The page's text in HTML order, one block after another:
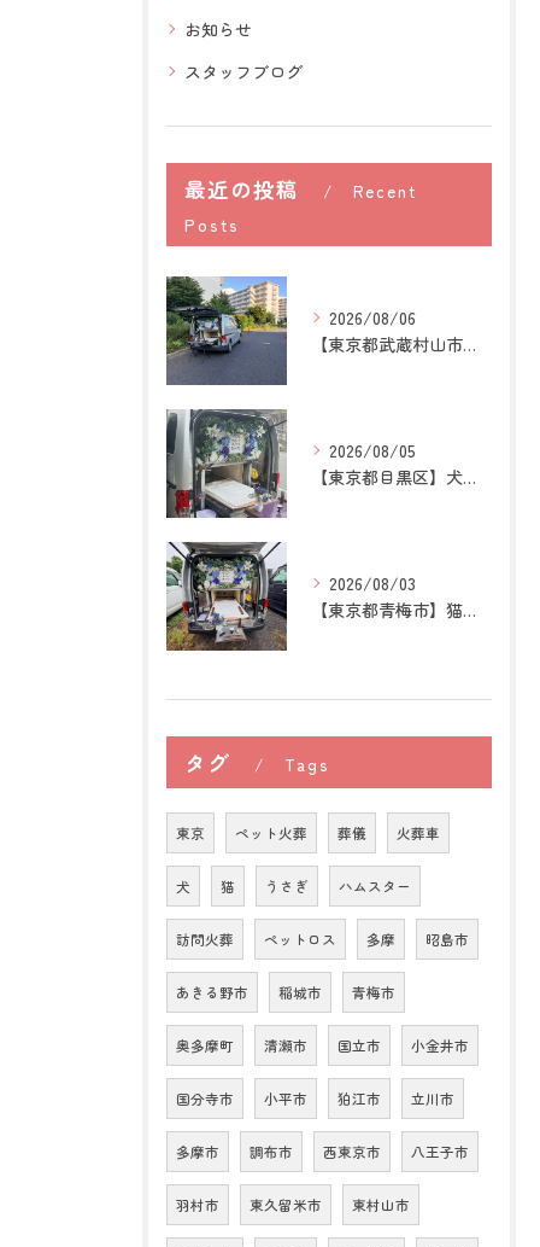
お知らせ
スタッフブログ
最近の投稿
Recent
Posts
2026/08/06
【東京都武蔵村山市】犬の訪問ペット火葬｜愛犬との最後の時間を...
2026/08/05
【東京都目黒区】犬の訪問ペット火葬｜住み慣れた場所で心穏やか...
2026/08/03
【東京都青梅市】猫の訪問ペット火葬｜後悔しないために知ってお...
タグ Tags
東京 ペット火葬 葬儀 火葬車
犬 猫 うさぎ ハムスター
訪問火葬 ペットロス 多摩 昭島市
あきる野市 稲城市 青梅市
奥多摩町 清瀬市 国立市 小金井市
国分寺市 小平市 狛江市 立川市
多摩市 調布市 西東京市 八王子市
羽村市 東久留米市 東村山市